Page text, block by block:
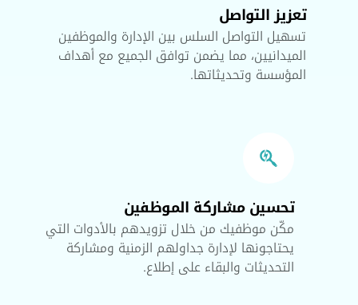
تعزيز التواصل
تسهيل التواصل السلس بين الإدارة والموظفين
الميدانيين، مما يضمن توافق الجميع مع أهداف
المؤسسة وتحديثاتها.
تحسين مشاركة الموظفين
مكّن موظفيك من خلال تزويدهم بالأدوات التي
يحتاجونها لإدارة جداولهم الزمنية ومشاركة
التحديثات والبقاء على إطلاع.